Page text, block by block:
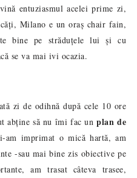
entuziasmul acelei prime zi,
Milano e un oraș chair fain,
bine pe străduțele lui și cu
se va mai ivi ocazia.
zi de odihnă după cele 10 ore
abține să nu îmi fac unplan de
am imprimat o mică hartă, am
-sau mai bine zis obiective pe
am trasat câteva trasee,